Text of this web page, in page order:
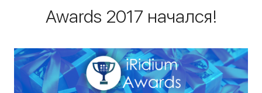
Awards 2017 начался!